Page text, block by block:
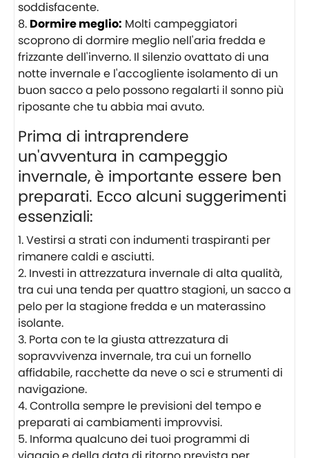
soddisfacente.
Dormire meglio: Molti campeggiatori
scoprono di dormire meglio nell'aria fredda e
frizzante dell'inverno. Il silenzio ovattato di una
notte invernale e l'accogliente isolamento di un
buon sacco a pelo possono regalarti il sonno più
riposante che tu abbia mai avuto.
Prima di intraprendere
un'avventura in campeggio
invernale, è importante essere ben
preparati. Ecco alcuni suggerimenti
essenziali:
Vestirsi a strati con indumenti traspiranti per
rimanere caldi e asciutti.
Investi in attrezzatura invernale di alta qualità,
tra cui una tenda per quattro stagioni, un sacco a
pelo per la stagione fredda e un materassino
isolante.
Porta con te la giusta attrezzatura di
sopravvivenza invernale, tra cui un fornello
affidabile, racchette da neve o sci e strumenti di
navigazione.
Controlla sempre le previsioni del tempo e
preparati ai cambiamenti improvvisi.
Informa qualcuno dei tuoi programmi di